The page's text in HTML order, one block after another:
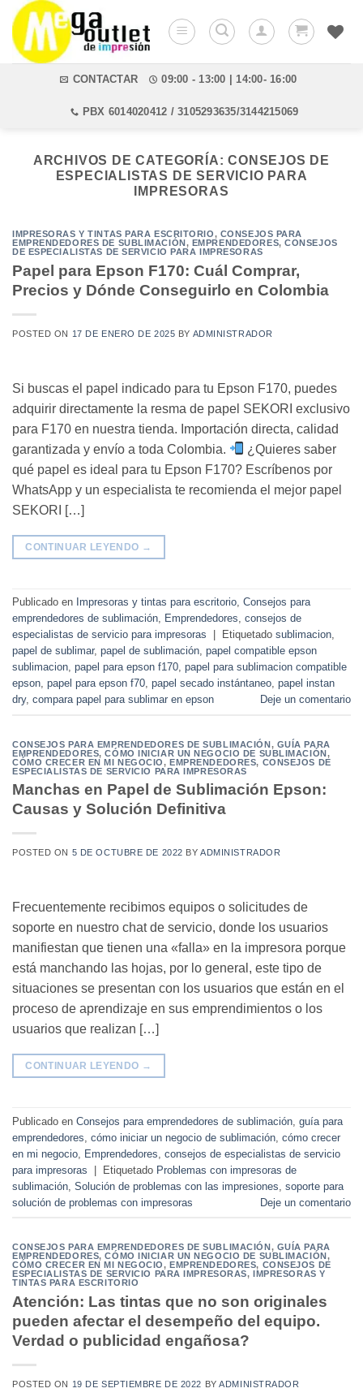
Saltar
contenido
CONTACTAR 09:00 - 13:00 | 14:00- 16:00
PBX 6014020412 / 3105293635/3144215069
ARCHIVOS DE CATEGORÍA:CONSEJOS DE
ESPECIALISTAS DE SERVICIO PARA
IMPRESORAS
IMPRESORAS Y TINTAS PARA ESCRITORIO, CONSEJOS PARA
EMPRENDEDORES DE SUBLIMACIÓN, EMPRENDEDORES,CONSEJOS
DE ESPECIALISTAS DE SERVICIO PARA IMPRESORAS
Papel para Epson F170: Cuál Comprar,
Precios y Dónde Conseguirlo en Colombia
POSTED ON 17 DE ENERO DE 2025 BY ADMINISTRADOR
Si buscas el papel indicado para tu Epson F170, puedes
adquirir directamente la resma de papel SEKORI exclusivo
para F170 en nuestra tienda. Importación directa, calidad
garantizada y envío a toda Colombia.
¿Quieres saber
qué papel es ideal para tu Epson F170? Escríbenos por
WhatsApp y un especialista te recomienda el mejor papel
SEKORI […]
CONTINUAR LEYENDO →
Publicado en Impresoras y tintas para escritorio Consejos para
emprendedores de sublimación
Emprendedores consejos de
especialistas de servicio para impresoras
Etiquetado sublimacion
papel de sublimar, papel de sublimación papel compatible epson
sublimacion papel para epson f170 papel para sublimacion compatible
epson papel para epson f70 papel secado instántaneo papel instan
dry, compara papel para sublimar en epson Deje un comentario
CONSEJOS PARA EMPRENDEDORES DE SUBLIMACIÓN, GUÍA PARA
EMPRENDEDORES,CÓMO INICIAR UN NEGOCIO DE SUBLIMACIÓN,
CÓMO CRECER EN MI NEGOCIO,EMPRENDEDORES, CONSEJOS DE
ESPECIALISTAS DE SERVICIO PARA IMPRESORAS
Manchas en Papel de Sublimación Epson:
Causas y Solución Definitiva
POSTED ON 5 DE OCTUBRE DE 2022 BYADMINISTRADOR
Frecuentemente recibimos equipos o solicitudes de
soporte en nuestro chat de servicio, donde los usuarios
manifiestan que tienen una «falla» en la impresora porque
está manchando las hojas, por lo general, este tipo de
situaciones se presentan con los usuarios que están en el
proceso de aprendizaje en sus emprendimientos o los
usuarios que realizan […]
CONTINUAR LEYENDO →
Publicado en Consejos para emprendedores de sublimación guía para
emprendedores cómo iniciar un negocio de sublimación cómo crecer
en mi negocio Emprendedores consejos de especialistas de servicio
para impresoras
| Etiquetado Problemas con impresoras de
sublimación Solución de problemas con las impresiones soporte para
solución de problemas con impresoras
Deje un comentario
CONSEJOS PARA EMPRENDEDORES DE SUBLIMACIÓN , GUÍA PARA
EMPRENDEDORES,CÓMO INICIAR UN NEGOCIO DE SUBLIMACIÓN ,
CÓMO CRECER EN MI NEGOCIO, EMPRENDEDORES, CONSEJOS DE
ESPECIALISTAS DE SERVICIO PARA IMPRESORAS,
IMPRESORAS Y
TINTAS PARA ESCRITORIO
Atención: Las tintas que no son originales
pueden afectar el desempeño del equipo.
Verdad o publicidad engañosa?
POSTED ON 19 DE SEPTIEMBRE DE 2022 BYADMINISTRADOR